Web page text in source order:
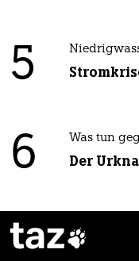
5
6 Was tun
Der
taz